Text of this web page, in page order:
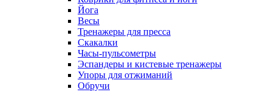
Йога
Весы
Тренажеры для пресса
Скакалки
Часы-пульсометры
Эспандеры и кистевые тренажеры
Упоры для отжиманий
Обручи